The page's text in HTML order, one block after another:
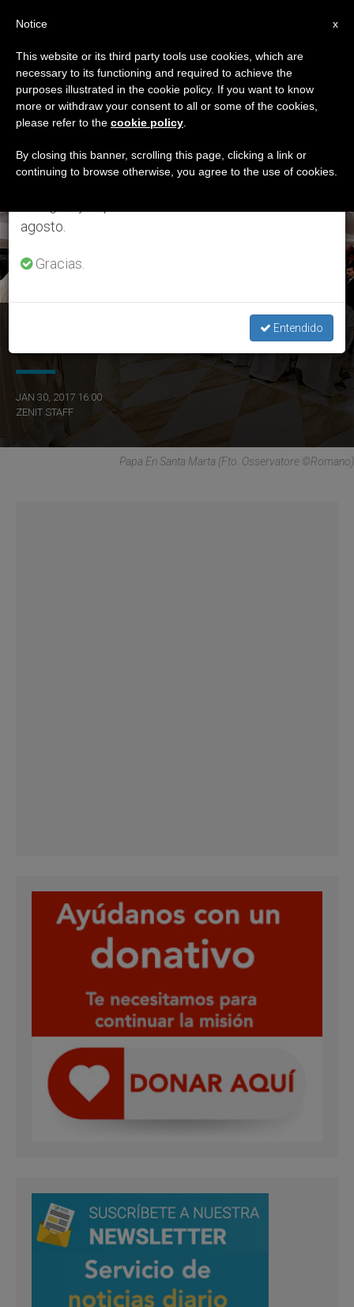
ETIQUETA
Posts Tagged ‘30-01-
2017’
ÚLTIMAS NOTICIAS
El Papa en Sta. Marta: 'Una Iglesia sin mártires es una Iglesia
JAN 30, 2017 16:00
ZENIT STAFF
Papa En Santa Marta (Fto. Osservatore ©Romano)
×
Aviso importante
Del 27 de julio al 7 de agosto haremos la pausa
anual, aprovechando que en el periodo de verano
se generan menos informaciones y también el
agosto.
Gracias.
Entendido
x
Notice
This website or its third party tools use cookies, which are
necessary to its functioning and required to achieve the
purposes illustrated in the cookie policy. If you want to know
more or withdraw your consent to all or some of the cookies,
please refer to the cookie policy
By closing this banner, scrolling this page, clicking a link or
continuing to browse otherwise, you agree to the use of cookies.